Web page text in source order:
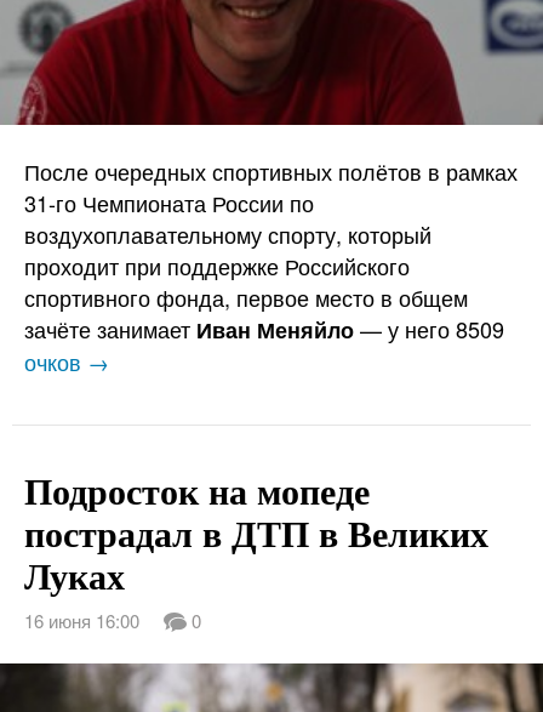
После очередных спортивных полётов в рамках
31-го Чемпионата России по
воздухоплавательному спорту, который
проходит при поддержке Российского
спортивного фонда, первое место в общем
зачёте занимает Иван Меняйло— у него 8509
очков →
Подросток на мопеде
пострадал в ДТП в Великих
Луках
16 июня 16:00 0